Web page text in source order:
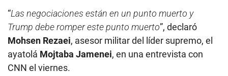
“Las negociaciones están en un punto muerto y
Trump debe romper este punto muerto”, declaró
Mohsen Rezaei, asesor militar del líder supremo, el
ayatolá Mojtaba Jamenei, en una entrevista con
CNN el viernes.